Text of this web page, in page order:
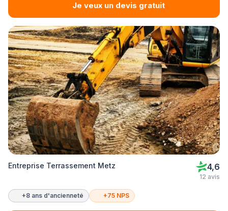
Je veux un devis gratuit
Entreprise Terrassement Metz 4,6
12 avis
+8 ans d'ancienneté +75 NPS